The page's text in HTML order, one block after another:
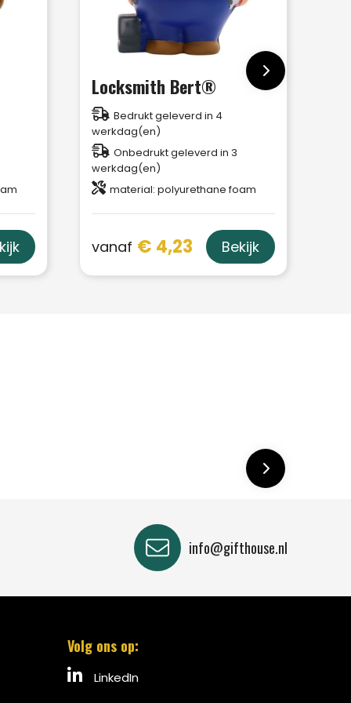
Locksmith Bert®
Bedrukt geleverd in 4
werkdag(en)
Onbedrukt geleverd in 3
werkdag(en)
material: polyurethane foam
vanaf € 4,23 Bekijk
info@gifthouse.nl
Volg ons op:
LinkedIn